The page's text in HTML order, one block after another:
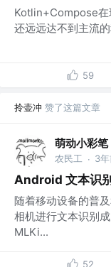
Kotlin+Compose
还远远达不到主流
59
拎壶冲 赞了这篇文章
萌动小彩笔
农民工 · 3年
Android 文本识
随着移动设备的普
相机进行文本识别
MLKi...
52